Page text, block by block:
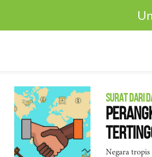
SURAT DARI
Negara